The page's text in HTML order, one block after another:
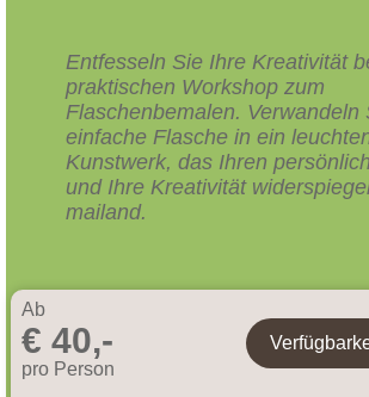
Entfesseln Sie Ihre Kreativität
praktischen Workshop zum
Flaschenbemalen. Verwandeln
einfache Flasche in ein
Kunstwerk, das Ihren
und Ihre Kreativität
mailand.
Ab
€ 40,-
pro Person